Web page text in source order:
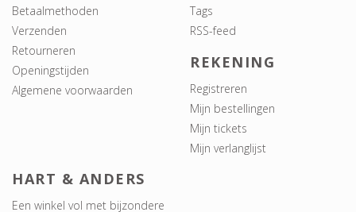
Betaalmethoden
Verzenden
Retourneren
Openingstijden
Algemene voorwaarden
Tags
RSS-feed
REKENING
Registreren
Mijn bestellingen
Mijn tickets
Mijn verlanglijst
HART & ANDERS
Een winkel vol met bijzondere